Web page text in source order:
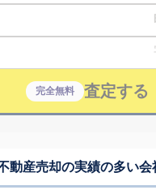
完全無料 査定する
動産売却の実績の多い会